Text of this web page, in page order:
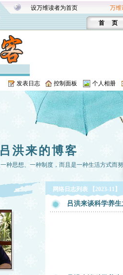
设万维读者为首页 万维
首 页
发表日志 控制面板 个人相册
吕洪来的博客
种思想、一种制度，而且是一种生活方式而
网络日志列表 【2023-11】
吕洪来谈科学养